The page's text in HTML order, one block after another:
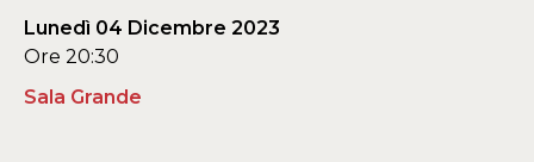
Lunedì 04 Dicembre 2023
Ore 20:30
Sala Grande